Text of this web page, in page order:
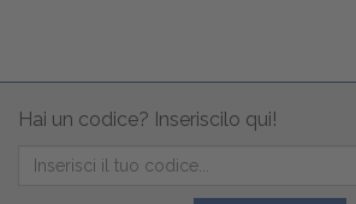
Hai un codice? Inseriscilo qui!